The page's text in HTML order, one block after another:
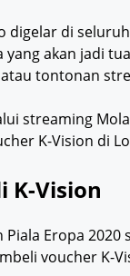
digelar di
akan jadi
tontonan
streaming
K-Vision di
K-Vision
Eropa
voucher K-